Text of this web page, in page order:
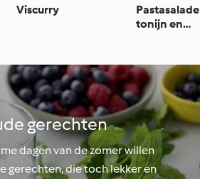
Viscurry
tonijn en
gerechten
dagen van de zomer willen
gerechten, die toch lekker en